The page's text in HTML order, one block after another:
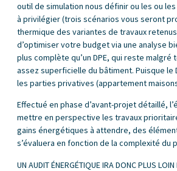
outil de simulation nous définir ou les ou
à privilégier (trois scénarios vous seront
thermique des variantes de travaux
d’optimiser votre budget via une analyse
plus complète qu’un DPE, qui reste malgré
assez superficielle du bâtiment. Puisque le
les parties privatives (appartement
Effectué en phase d’avant-projet détaillé,
mettre en perspective les travaux
gains énergétiques à attendre, des
s’évaluera en fonction de la complexité du
UN AUDIT ÉNERGÉTIQUE IRA DONC PLUS LOIN